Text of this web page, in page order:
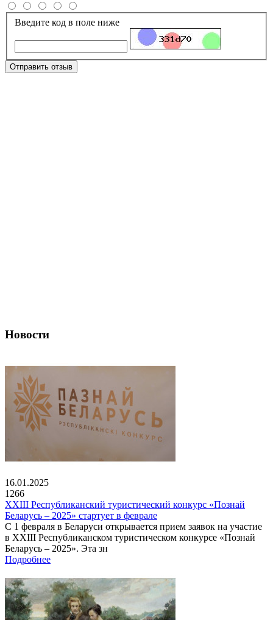
Введите код в поле ниже
Отправить отзыв
Новости
16.01.2025
1266
XXIII Республиканский туристический конкурс «Познай
Беларусь – 2025» стартует в феврале
С 1 февраля в Беларуси открывается прием заявок на участие
в XXIII Республиканском туристическом конкурсе «Познай
Беларусь – 2025». Эта зн
Подробнее